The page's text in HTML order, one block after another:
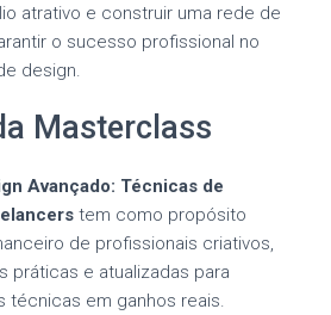
atrativo e construir uma rede de
o sucesso profissional no
design.
Masterclass
Avançado: Técnicas de
tem como propósito
de profissionais criativos,
práticas e atualizadas para
técnicas em ganhos reais.